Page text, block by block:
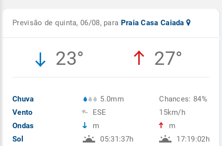
Previsão de quinta, 06/08, para Praia Casa Caiada
23° 27°
Chuva
Vento
Ondas
Sol
5.0mm
ESE
m
05:31:37h
Chances: 84%
15km/h
m
17:19:02h